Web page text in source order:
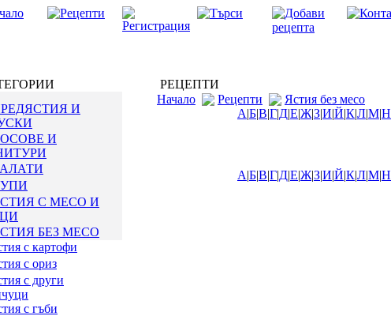
И
И
С МЕСО И
БЕЗ МЕСО
с картофи
с ориз
с други
с гъби
РЕЦЕПТИ
Начало
Рецепти Ястия без месо
А|Б|В|Г|Д|Е|Ж|З|И|Й|К|Л|М|Н
А|Б|В|Г|Д|Е|Ж|З|И|Й|К|Л|М|Н